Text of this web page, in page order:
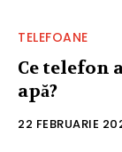
TELEFOANE
Ce telefon
apă?
22 FEBRUARIE